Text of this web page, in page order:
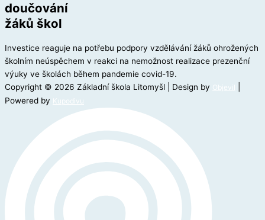
doučování
žáků škol
Investice reaguje na potřebu podpory vzdělávání žáků ohrožených
školním neúspěchem v reakci na nemožnost realizace prezenční
výuky ve školách během pandemie covid-19.
Copyright © 2026 Základní škola Litomyšl | Design by Objevil
Powered by Kupodivu